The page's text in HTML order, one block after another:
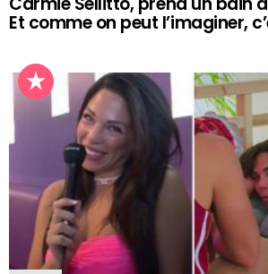
Et comme on peut l’imaginer,